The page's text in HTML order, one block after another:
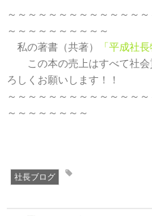
～～～～～～～～～～～～～
～～～～～～～～～～
私の著書（共著）
「平成社長
この本の売上はすべて社会
ろしくお願いします！！
～～～～～～～～～～～～～
～～～～～～～～
社長ブログ